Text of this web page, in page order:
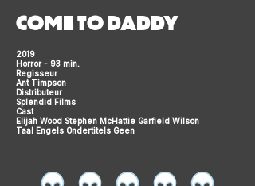
COME TO DADDY
2019
Horror - 93 min.
Regisseur
Ant Timpson
Distributeur
Splendid Films
Cast
Elijah Wood Stephen McHattie Garfield Wilson
Taal Engels Ondertitels Geen